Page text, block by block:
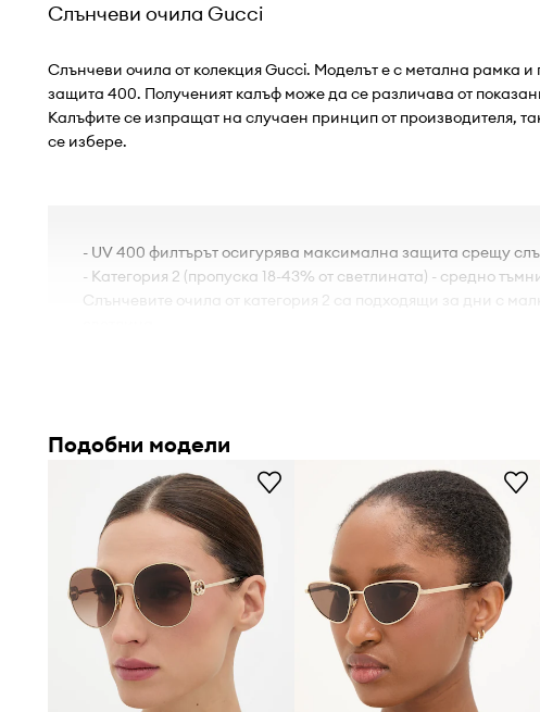
Слънчеви очила Gucci
Слънчеви очила от колекция Gucci. Моделът е с метална рамка и
защита 400. Полученият калъф може да се различава от
Калъфите се изпращат на случаен принцип от производителя,
се избере.
- UV 400 филтърът осигурява максимална защита срещу
- Категория 2 (пропуска 18-43% от светлината) - средно
Слънчевите очила от категория 2 са подходящи за дни с
Подобни модели